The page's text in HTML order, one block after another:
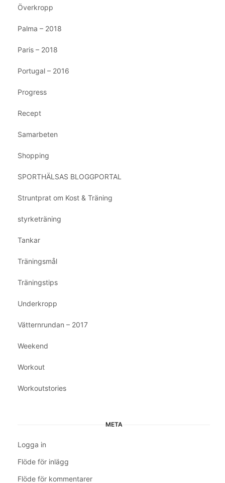
Överkropp
Palma – 2018
Paris – 2018
Portugal – 2016
Progress
Recept
Samarbeten
Shopping
SPORTHÄLSAS BLOGGPORTAL
Struntprat om Kost & Träning
styrketräning
Tankar
Träningsmål
Träningstips
Underkropp
Vätternrundan – 2017
Weekend
Workout
Workoutstories
META
Logga in
Flöde för inlägg
Flöde för kommentarer